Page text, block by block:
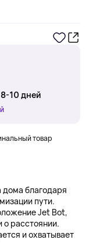
10 дней
товар
дома благодаря
пути.
Jet Bot,
расстоянии.
и охватывает